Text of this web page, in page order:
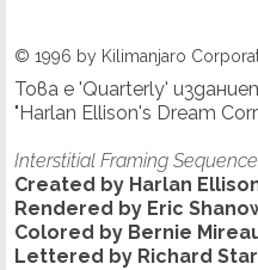
© 1996 by Kilimanjaro
Това е 'Quarterly'
"Harlan Ellison's Dream
Interstitial Framing
Created by Harlan
Rendered by Eric
Colored by Bernie
Lettered by Richard